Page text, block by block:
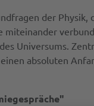
der
Universums.
absoluten